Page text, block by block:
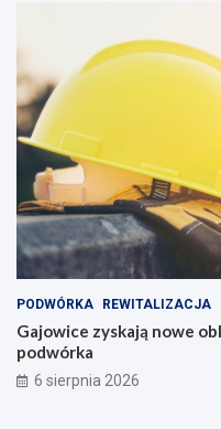
PODWÓRKA REWITALIZACJA
Gajowice zyskają nowe
podwórka
6 sierpnia 2026